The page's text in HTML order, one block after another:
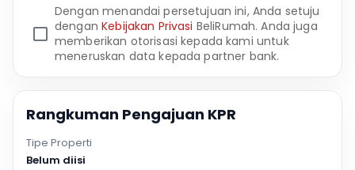
Dengan menandai persetujuan ini, Anda setuju
denganKebijakan Privasi BeliRumah. Anda juga
memberikan otorisasi kepada kami untuk
meneruskan data kepada partner bank.
Rangkuman Pengajuan KPR
Tipe Properti
Belum diisi